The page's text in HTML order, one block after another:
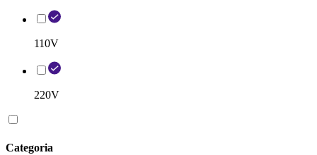
110V
220V
Categoria